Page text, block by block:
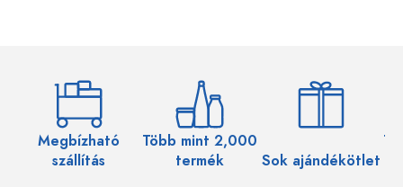
Megbízható
szállítás
Több mint 2,000
termék
Sok ajándékötlet